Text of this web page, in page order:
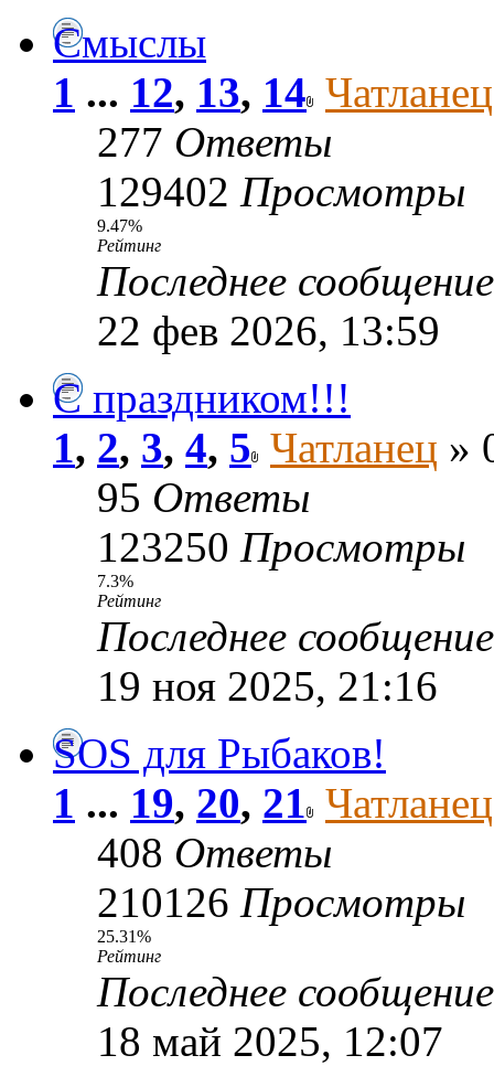
Смыслы
1 ... 12, 13, 14 Чатланец
277 Ответы
129402 Просмотры
9.47%
Рейтинг
Последнее
22 фев 2026, 13:59
С праздником!!!
1, 2, 3, 4, 5 Чатланец »
95 Ответы
123250 Просмотры
7.3%
Рейтинг
Последнее
19 ноя 2025, 21:16
SOS для Рыбаков!
1 ... 19, 20, 21 Чатланец
408 Ответы
210126 Просмотры
25.31%
Рейтинг
Последнее
18 май 2025, 12:07